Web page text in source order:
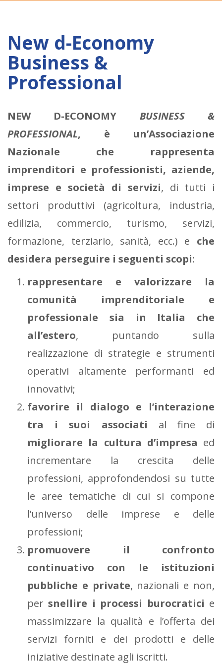
New d-Economy
Business &
Professional
NEW D-ECONOMY BUSINESS &
PROFESSIONAL, è un’Associazione
Nazionale che rappresenta
imprenditori e professionisti, aziende,
imprese e società di servizi, di tutti i
settori produttivi (agricoltura, industria,
edilizia, commercio, turismo, servizi,
formazione, terziario, sanità, ecc.) e che
desidera perseguire i seguenti scopi:
rappresentare e valorizzare la
comunità imprenditoriale e
professionale sia in Italia che
all’estero, puntando sulla
realizzazione di strategie e strumenti
operativi altamente performanti ed
innovativi;
favorire il dialogo e l’interazione
tra i suoi associati al fine di
migliorare la cultura d’impresa ed
incrementare la crescita delle
professioni, approfondendosi su tutte
le aree tematiche di cui si compone
l’universo delle imprese e delle
professioni;
promuovere il confronto
continuativo con le istituzioni
pubbliche e private, nazionali e non,
per snellire i processi burocratici e
massimizzare la qualità e l’offerta dei
servizi forniti e dei prodotti e delle
iniziative destinate agli iscritti.